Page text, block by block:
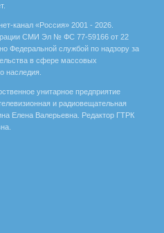
канал «Россия» 2001 - 2026.
СМИ Эл № ФС 77-59166 от 22
Федеральной службой по надзору за
в сфере массовых
наследия.
унитарное предприятие
и радиовещательная
Елена Валерьевна. Редактор ГТРК